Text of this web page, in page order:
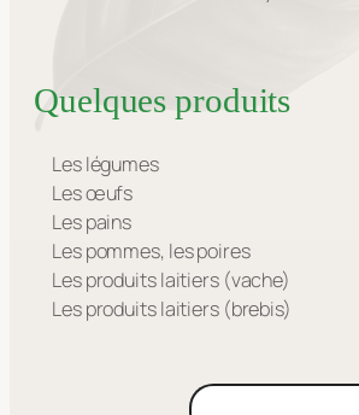
Quelques produits
Les légumes
Les œufs
Les pains
Les pommes, les poires
Les produits laitiers (vache)
Les produits laitiers (brebis)
Rechercher